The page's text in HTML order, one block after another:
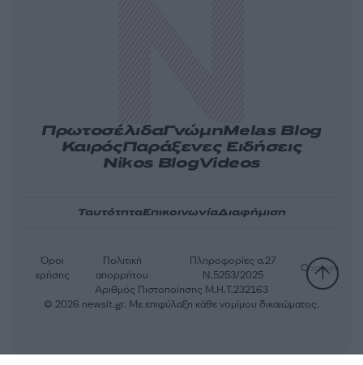
ΠρωτοσέλιδαΓνώμηMelas Blog
ΚαιρόςΠαράξενες Ειδήσεις
Nikos BlogVideos
ΤαυτότηταΕπικοινωνίαΔιαφήμιση
Αριθμός Πιστοποίησης Μ.Η.Τ.232163
Όροι
χρήσης
Πολιτική
απορρήτου
Πληροφορίες α.27
Ν.5253/2025
Cookies
© 2026 newsit.gr. Με επιφύλαξη κάθε νομίμου δικαιώματος.